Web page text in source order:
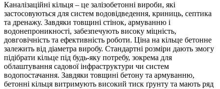
Каналізаційні кільця – це залізобетонні вироби, які
застосовуються для систем водовідведення, криниць, септика
та дренажу. Завдяки товщині стінок, армуванню і
водонепроникності, забезпечують високу міцність,
довговічність та ефективність роботи. Ціна на кільце бетонне
залежить від діаметра виробу. Стандартні розміри дають змогу
підібрати кільце під будь-яку потребу, зокрема для
облаштування садової інфраструктури чи систем
водопостачання. Завдяки товщині бетону та армуванню,
бетонні кільця витримують високий тиск ґрунту та мають ряд